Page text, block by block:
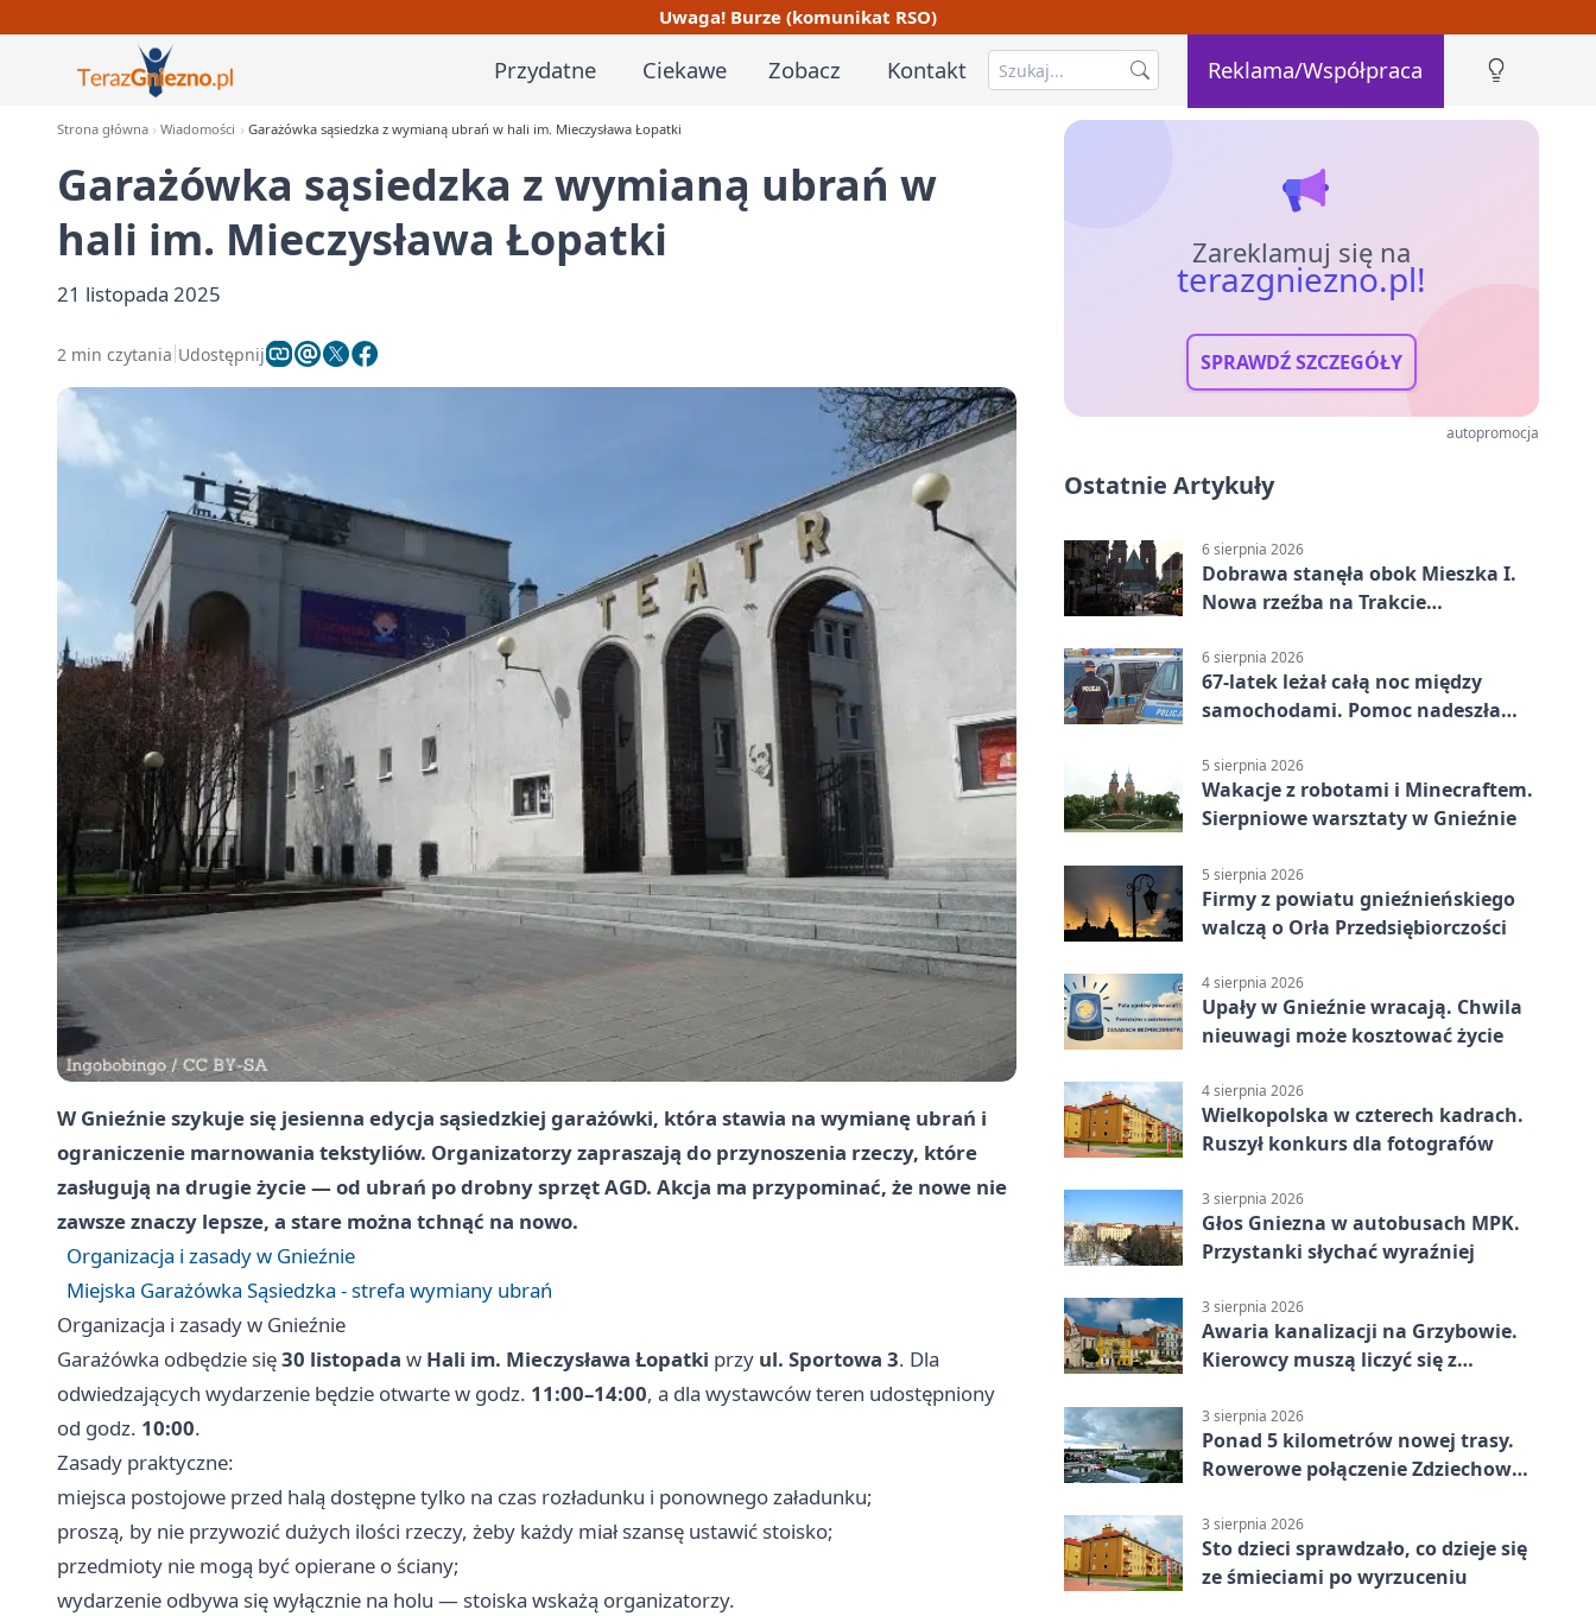
Uwaga! Burze (komunikat RSO)
Przydatne Ciekawe Zobacz Kontakt Reklama/Współpraca
Strona główna Wiadomości Garażówka sąsiedzka z wymianą ubrań w hali im. Mieczysława Łopatki
Garażówka sąsiedzka z wymianą ubrań w
hali im. Mieczysława Łopatki
21 listopada 2025
2 min czytania Udostępnij
W Gnieźnie szykuje się jesienna edycja sąsiedzkiej garażówki, która stawia na wymianę ubrań i
ograniczenie marnowania tekstyliów. Organizatorzy zapraszają do przynoszenia rzeczy, które
zasługują na drugie życie — od ubrań po drobny sprzęt AGD. Akcja ma przypominać, że nowe nie
zawsze znaczy lepsze, a stare można tchnąć na nowo.
Organizacja i zasady w Gnieźnie
Miejska Garażówka Sąsiedzka - strefa wymiany ubrań
Organizacja i zasady w Gnieźnie
Garażówka odbędzie się30 listopada w Hali im. Mieczysława Łopatki przy ul. Sportowa 3. Dla
odwiedzających wydarzenie będzie otwarte w godz. 11:00–14:00, a dla wystawców teren udostępniony
od godz. 10:00.
Zasady praktyczne:
miejsca postojowe przed halą dostępne tylko na czas rozładunku i ponownego załadunku;
proszą, by nie przywozić dużych ilości rzeczy, żeby każdy miał szansę ustawić stoisko;
przedmioty nie mogą być opierane o ściany;
wydarzenie odbywa się wyłącznie na holu — stoiska wskażą organizatorzy.
Zareklamuj się na
terazgniezno.pl!
SPRAWDŹ SZCZEGÓŁY
autopromocja
Ostatnie Artykuły
6 sierpnia 2026
Dobrawa stanęła obok Mieszka I.
Nowa rzeźba na Trakcie
6 sierpnia 2026
67-latek leżał całą noc między
samochodami. Pomoc nadeszła
5 sierpnia 2026
Wakacje z robotami i Minecraftem.
Sierpniowe warsztaty w Gnieźnie
5 sierpnia 2026
Firmy z powiatu gnieźnieńskiego
walczą o Orła Przedsiębiorczości
4 sierpnia 2026
Upały w Gnieźnie wracają. Chwila
nieuwagi może kosztować życie
4 sierpnia 2026
Wielkopolska w czterech kadrach.
Ruszył konkurs dla fotografów
3 sierpnia 2026
Głos Gniezna w autobusach MPK.
Przystanki słychać wyraźniej
3 sierpnia 2026
Awaria kanalizacji na Grzybowie.
Kierowcy muszą liczyć się z
3 sierpnia 2026
Ponad 5 kilometrów nowej trasy.
Rowerowe połączenie Zdziechowa z
3 sierpnia 2026
Sto dzieci sprawdzało, co dzieje się
ze śmieciami po wyrzuceniu